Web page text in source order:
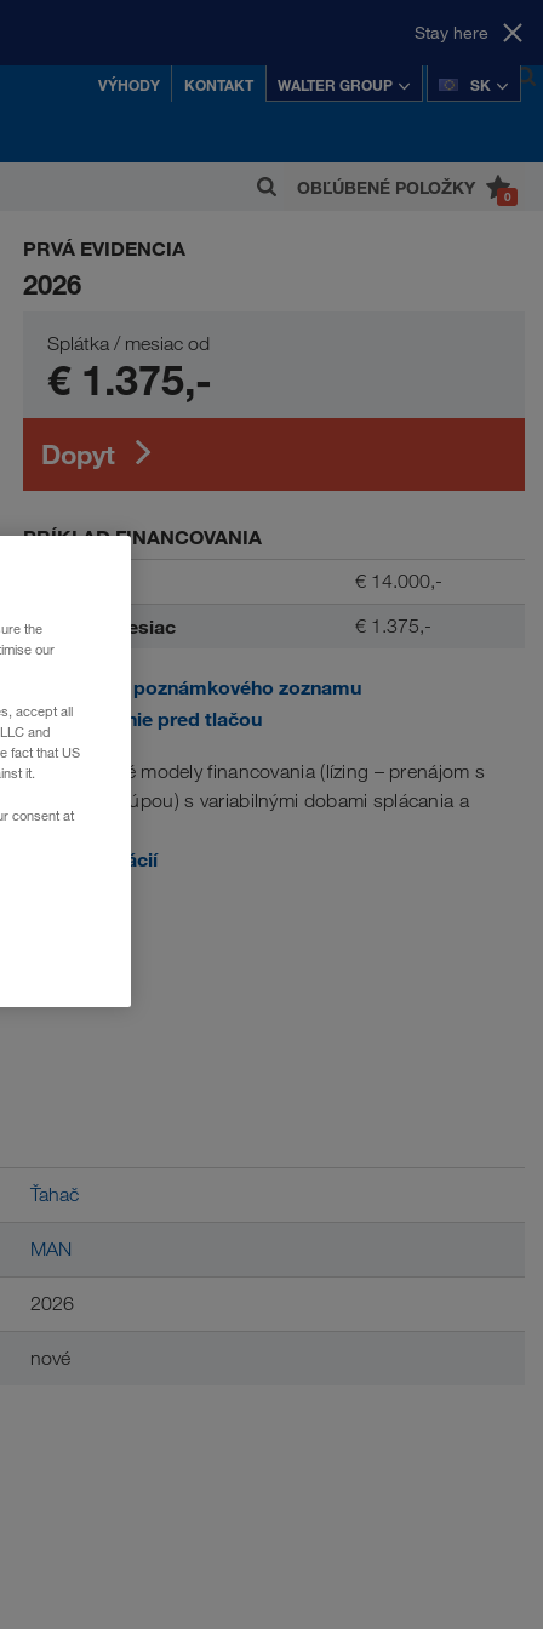
Stay here
VÝHODY KONTAKT WALTER GROUP SK
OBĽÚBENÉ POLOŽKY 0
PRVÁ EVIDENCIA
2026
Splátka / mesiac od
€ 1.375,-
Dopyt
PRÍKLAD FINANCOVANIA
€ 14.000,-
Splátka / mesiac € 1.375,-
Pridať do poznámkového zoznamu
Zobrazenie pred tlačou
Na mieru šité modely financovania (lízing – prenájom s
následnou kúpou) s variabilnými dobami splácania a
Viac informácií
Ťahač
MAN
2026
nové
the
our
accept all
and
fact that US
it.
consent at